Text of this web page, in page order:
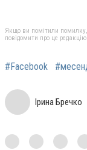
Якщо ви помітили помилку,
повідомити про це редакцію
#Facebook
Ірина Бречко